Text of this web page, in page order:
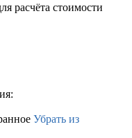
расчёта стоимости
Убрать из